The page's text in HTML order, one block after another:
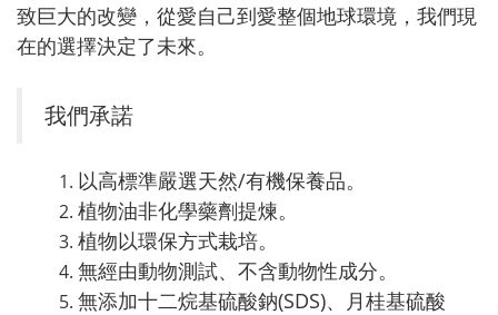
致巨大的改變，從愛自己到愛整個地球環境，我們現
在的選擇決定了未來。
我們承諾
以高標準嚴選天然/有機保養品。
植物油非化學藥劑提煉。
植物以環保方式栽培。
無經由動物測試、不含動物性成分。
無添加十二烷基硫酸鈉(SDS)、月桂基硫酸